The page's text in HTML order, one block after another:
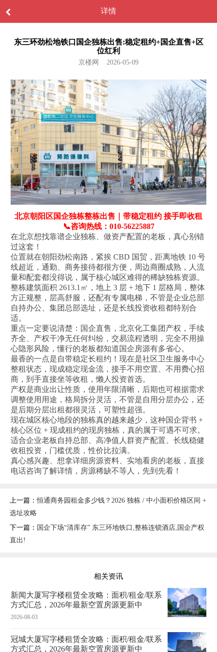
详情
东三环劲松地铁口国企独栋出售:稳定租约+国企直售+区
位红利
京楼网 2026-05-09
北京朝阳区国企独栋整栋出售｜带稳定租约 接手即收租
📞咨询热线：010-56225887
在北京想找靠谱企业独栋、做资产配置的老板，真心别错
过这套！
位置就在朝阳劲松南路，紧挨 CBD 国贸，距离地铁 10 号
线超近，通勤、商务接待都很方便，周边商圈成熟，人流
量和配套都没得说，属于核心城区难得的稀缺独栋资源。
整栋建筑面积 2613.1㎡，地上 3 层 + 地下 1 层格局，整体
方正规整，层高舒服，还配有专属电梯，不管是企业总部
自持办公、集团总部选址，还是长线投资收租都特别合
适。
重点一定要说清楚：国企直售，北京化工集团产权，手续
齐全、产权干净无任何纠纷，交易流程透明，完全不用操
心隐形风险，懂行的老板都知道国企房源有多省心。
最香的一点是自带稳定长租约！现在是社区卫生服务中心
整租状态，现成稳定现金流，接手不用空置、不用费心招
商，到手直接坐等收租，懒人投资首选。
产权是商业出让性质，使用年限清晰，后期也可根据需求
调整使用用途，格局拆分灵活，不管是自用分层办公，还
是后期分层出租都很灵活，可塑性超强。
现在城区核心地段的独栋真的越来越少，这种国企背书 +
核心区位 + 现成租约的现房独栋，真的属于可遇不可求。
适合企业老板自持总部、高净值人群资产配置、长线稳健
收租投资，门槛优质，性价比拉满。
真心感兴趣、想拿详细房源资料、实地看房的老板，直接
电话咨询了解详情，房源稀缺不等人，先到先看！
上一篇：恒通商务园租金多少钱？2026 独栋 / 中小面积价格区间 +
选址攻略
下一篇： 国企下场“清库存” 东三环地铁口,整栋连锁酒店,国企产权
直出!
相关资讯
新闻大厦写字楼租赁全攻略：面积/租金/联系
方式汇总，2026年最新空置房源更新中
2026-08-03
冠城大厦写字楼租赁全攻略：面积/租金/联系
方式汇总，2026年最新空置房源更新中